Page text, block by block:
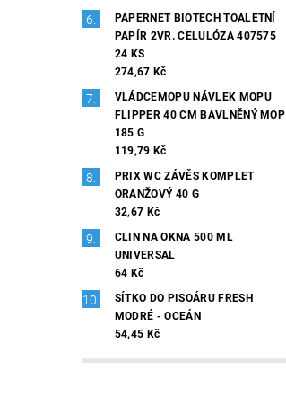
PAPERNET BIOTECH TOALETNÍ
PAPÍR 2VR. CELULÓZA 407575
24 KS
274,67 Kč
VLÁDCEMOPU NÁVLEK MOPU
FLIPPER 40 CM BAVLNĚNÝ MOP
185 G
119,79 Kč
PRIX WC ZÁVĚS KOMPLET
ORANŽOVÝ 40 G
32,67 Kč
CLIN NA OKNA 500 ML
UNIVERSAL
64 Kč
SÍTKO DO PISOÁRU FRESH
MODRÉ - OCEÁN
54,45 Kč